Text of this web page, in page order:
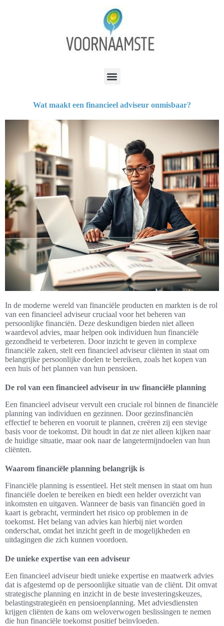
Wat maakt een financieel adviseur onmisbaar?
In de moderne wereld van financiële producten en markten is de rol
van een financieel adviseur cruciaal voor het beheren van
persoonlijke financiën. Deze deskundigen bieden niet alleen
waardevol advies, maar helpen ook individuen hun financiële
gezondheid te verbeteren. Door inzicht te geven in complexe
financiële zaken, stelt een financieel adviseur cliënten in staat om
belangrijke persoonlijke doelen te bereiken, zoals het kopen van
een huis of het plannen van hun pensioen.
De rol van een financieel adviseur in uw financiële planning
Een financieel adviseur vervult een cruciale rol binnen de financiële
planning van individuen en gezinnen. Door gezinsfinanciën
effectief te beheren en vooruit te plannen, creëren zij een stevige
basis voor de toekomst. Dit houdt in dat ze niet alleen kijken naar
de huidige situatie, maar ook naar de langetermijndoelen van hun
cliënten.
Waarom financiële planning belangrijk is
Financiële planning is essentieel. Het stelt mensen in staat om hun
financiële doelen te bereiken en biedt een helder overzicht van
inkomsten en uitgaven. Wanneer de basis van financiën goed in
kaart is gebracht, vermindert het risico op problemen in de
toekomst. Het belang van advies kan hierbij niet worden
onderschat, omdat het inzicht geeft in de mogelijkheden en
uitdagingen die zich kunnen voordoen.
De unieke expertise van een adviseur
Een financieel adviseur biedt unieke expertise en maatwerk advies
dat is afgestemd op de persoonlijke situatie van de cliënt. Dit omvat
strategische planning en inzicht in de beste investeringskeuzes,
belastingstrategieën en pensioenplanning. Met adviesdiensten
krijgen cliënten de kans om weloverwogen beslissingen te nemen
die hun financiële toekomst positief beïnvloeden.